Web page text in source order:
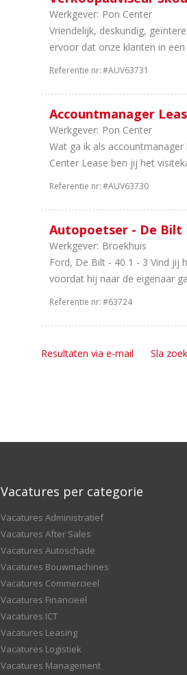
Werkgever: Pon Center
Vriendelijk, deskundig,
ervoor dat onze klanten in
Referentie nr:#AUV63731
Accountmanager
Werkgever: Pon Center
Wat ga ik als
Center Lease ben jij het
Referentie nr:#AUV63730
Autopoetser - De Bilt
Werkgever: Broekhuis
Ford, De Bilt - 40 1 - 3 Vind jij
voordat hij naar de eigenaar
Referentie nr:#63724
Resultaten via e-mail Sla
Vacatures per categorie
Vacatures Administratief
Vacatures After Sales
Vacatures Autoschade
Vacatures Bouwmachines
Vacatures Commercieel
Vacatures Financieel
Vacatures ICT
Vacatures Leasing
Vacatures Logistiek
Vacatures Management